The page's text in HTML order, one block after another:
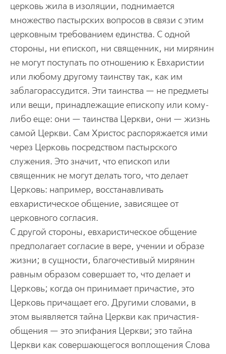
церковь жила в изоляции, поднимается
множество пастырских вопросов в связи с этим
церковным требованием единства. С одной
стороны, ни епископ, ни священник, ни мирянин
не могут поступать по отношению к Евхаристии
или любому другому таинству так, как им
заблагорассудится. Эти таинства — не предметы
или вещи, принадлежащие епископу или кому-
либо еще: они — таинства Церкви, они — жизнь
самой Церкви. Сам Христос распоряжается ими
через Церковь посредством пастырского
служения. Это значит, что епископ или
священник не могут делать того, что делает
Церковь: например, восстанавливать
евхаристическое общение, зависящее от
церковного согласия.
С другой стороны, евхаристическое общение
предполагает согласие в вере, учении и образе
жизни; в сущности, благочестивый мирянин
равным образом совершает то, что делает и
Церковь; когда он принимает причастие, это
Церковь причащает его. Другими словами, в
этом выявляется тайна Церкви как причастия-
общения — это эпифания Церкви; это тайна
Церкви как совершающегося воплощения Слова